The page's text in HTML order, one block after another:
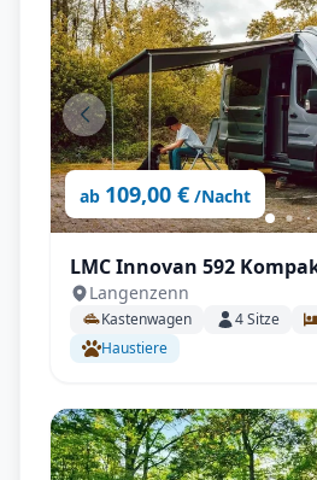
ab 109,00 € /Nacht
LMC Innovan 592
Großes erleben – mit
Komfort
Langenzenn
Kastenwagen 4Sitze
Haustiere